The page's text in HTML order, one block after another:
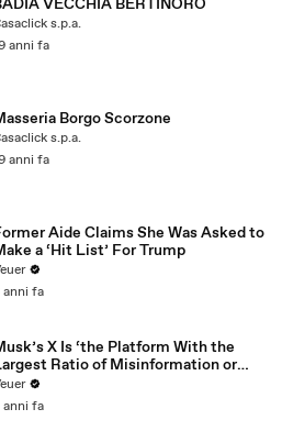
VECCHIA BERTINORO
s.p.a.
anni fa
Borgo Scorzone
s.p.a.
anni fa
Aide Claims She Was Asked to
a ‘Hit List’ For Trump
anni fa
X Is ‘the Platform With the
Ratio of Misinformation or
Amongst All Social
Platforms
anni fa